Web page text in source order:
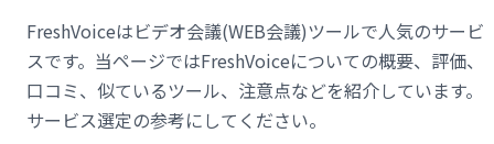
FreshVoiceはビデオ会議(WEB会議)ツールで人気のサービ
スです。当ページではFreshVoiceについての概要、評価、
口コミ、似ているツール、注意点などを紹介しています。
サービス選定の参考にしてください。